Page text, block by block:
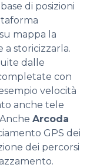
di posizioni
mappa la
a storicizzarla.
dalle
con
velocità
anche tele
Arcoda
GPS dei
dei percorsi